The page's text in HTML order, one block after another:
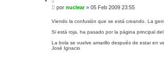
i
t
r
M
n
a
j
e
por nuclear» 05 Feb 2009 23:55
Viendo la confusión que se está creando. La
Si está roja, ha pasado por la página principal
La bola se vuelve amarillo después de estar en
José Ignacio